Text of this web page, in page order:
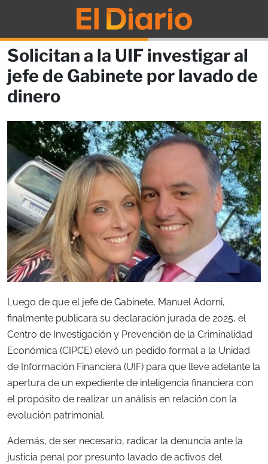
Solicitan a la UIF investigar al
jefe de Gabinete por lavado de
dinero
Luego de que el jefe de Gabinete, Manuel Adorni,
finalmente publicara su declaración jurada de 2025, el
Centro de Investigación y Prevención de la Criminalidad
Económica (CIPCE) elevó un pedido formal a la Unidad
de Información Financiera (UIF) para que lleve adelante la
apertura de un expediente de inteligencia financiera con
el propósito de realizar un análisis en relación con la
evolución patrimonial.
Además, de ser necesario, radicar la denuncia ante la
justicia penal por presunto lavado de activos del